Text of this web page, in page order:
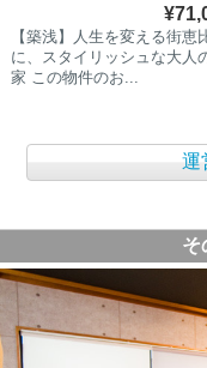
【築浅】人生を変える街恵
に、スタイリッシュな大人
家 この物件のお...
運
そ